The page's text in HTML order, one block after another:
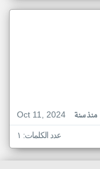
Oct 11, 2024
منذ سنة
عدد الكلمات: ١